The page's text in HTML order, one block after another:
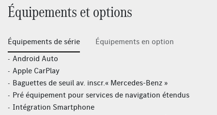
Équipements et options
Équipements de série
Équipements en option
Android Auto
Apple CarPlay
Baguettes de seuil av. inscr.« Mercedes-Benz »
Pré équipement pour services de navigation étendus
Intégration Smartphone